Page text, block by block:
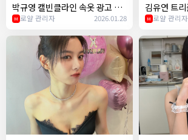
박규영 캘빈클라인 속옷 광고 ㄷ
ㄷ
M 로얄 관리자 2026.01.28
김유연 트
이 띨띨좌인
M 로얄 관리자